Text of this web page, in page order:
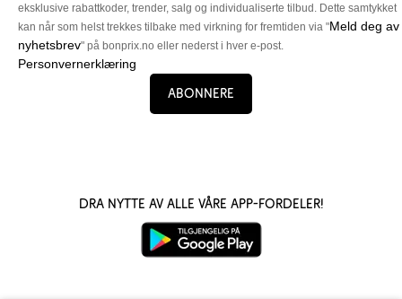
eksklusive rabattkoder, trender, salg og individualiserte tilbud. Dette samtykket
kan når som helst trekkes tilbake med virkning for fremtiden via "Meld deg av
nyhetsbrev" på bonprix.no eller nederst i hver e-post.
Personvernerklæring
Abonnere
Dra nytte av alle våre app-fordeler!